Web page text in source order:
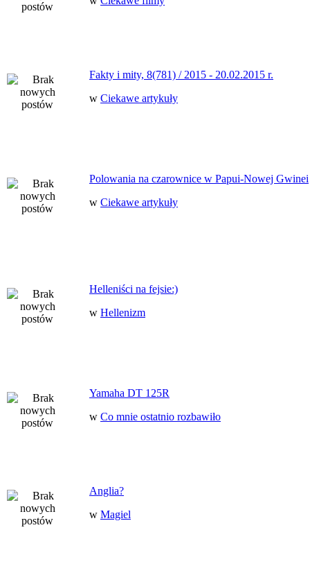
Fakty i mity, 8(781) / 2015 - 20.02.2015 r.
w Ciekawe artykuły
Polowania na czarownice w Papui-Nowej Gwinei
w Ciekawe artykuły
Helleniści na fejsie:)
w Hellenizm
Yamaha DT 125R
w Co mnie ostatnio rozbawiło
Anglia?
w Magiel